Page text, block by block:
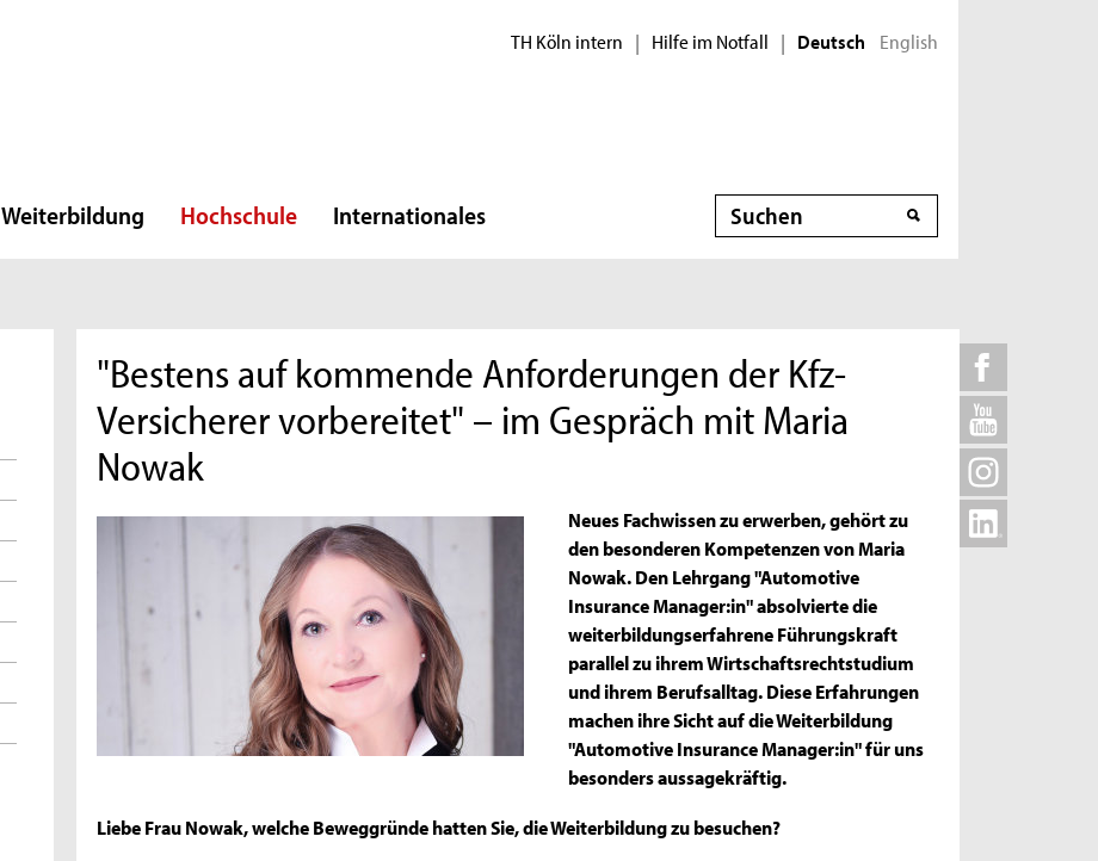
TH Köln intern | Hilfe im Notfall | Deutsch English
Weiterbildung Hochschule Internationales Suche
"Bestens auf kommende Anforderungen der Kfz-
Versicherer vorbereitet" – im Gespräch mit Maria
Nowak
Neues Fachwissen zu erwerben, gehört zu
den besonderen Kompetenzen von Maria
Nowak. Den Lehrgang "Automotive
Insurance Manager:in" absolvierte die
weiterbildungserfahrene Führungskraft
parallel zu ihrem Wirtschaftsrechtstudium
und ihrem Berufsalltag. Diese Erfahrungen
machen ihre Sicht auf die Weiterbildung
"Automotive Insurance Manager:in" für uns
besonders aussagekräftig.
Liebe Frau Nowak, welche Beweggründe hatten Sie, die Weiterbildung zu besuchen?